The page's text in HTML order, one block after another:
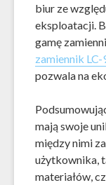
biur ze
eksploatacji.
gamę
zamiennik
pozwala na
mają swoje
między nimi
użytkownika,
materiałów,